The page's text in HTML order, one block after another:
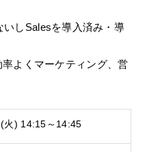
しSalesを導入済み・導
よくマーケティング、営
火) 14:15～14:45